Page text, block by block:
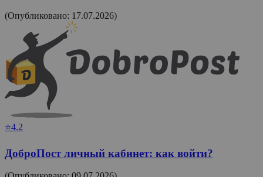
(Опубликовано: 17.07.2026)
⭐4.2
ДоброПост личный кабинет: как войти?